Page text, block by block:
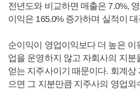
전년도와 비교하면 매출은 7.0%,
이익은 165.0% 증가하며 실적이
순이익이 영업이익보다 더 높은 이
업을 운영하지 않고 자회사의 지분
얻는 지주사이기 때문이다. 회계상
으면 그 지분만큼 지주사의 영업외